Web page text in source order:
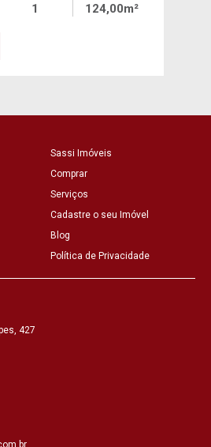
1 124,00m²
Sassi Imóveis
Comprar
Serviços
Cadastre o seu Imóvel
Blog
Política de Privacidade
427